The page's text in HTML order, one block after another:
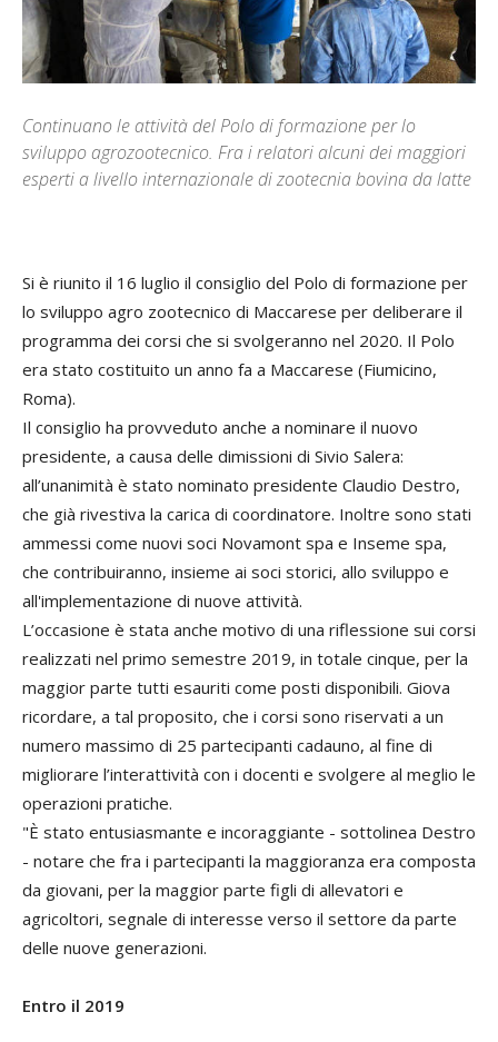
Continuano le attività del Polo di formazione per lo
sviluppo agrozootecnico. Fra i relatori alcuni dei maggiori
esperti a livello internazionale di zootecnia bovina da latte
Si è riunito il 16 luglio il consiglio del Polo di formazione per
lo sviluppo agro zootecnico di Maccarese per deliberare il
programma dei corsi che si svolgeranno nel 2020. Il Polo
era stato costituito un anno fa a Maccarese (Fiumicino,
Roma).
Il consiglio ha provveduto anche a nominare il nuovo
presidente, a causa delle dimissioni di Sivio Salera:
all’unanimità è stato nominato presidente Claudio Destro,
che già rivestiva la carica di coordinatore. Inoltre sono stati
ammessi come nuovi soci Novamont spa e Inseme spa,
che contribuiranno, insieme ai soci storici, allo sviluppo e
all'implementazione di nuove attività.
L’occasione è stata anche motivo di una riflessione sui corsi
realizzati nel primo semestre 2019, in totale cinque, per la
maggior parte tutti esauriti come posti disponibili. Giova
ricordare, a tal proposito, che i corsi sono riservati a un
numero massimo di 25 partecipanti cadauno, al fine di
migliorare l’interattività con i docenti e svolgere al meglio le
operazioni pratiche.
"È stato entusiasmante e incoraggiante - sottolinea Destro
- notare che fra i partecipanti la maggioranza era composta
da giovani, per la maggior parte figli di allevatori e
agricoltori, segnale di interesse verso il settore da parte
delle nuove generazioni.
Entro il 2019